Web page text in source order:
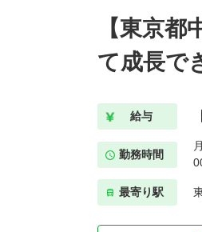
【東京
て成長で
給与
勤務時間
最寄り駅